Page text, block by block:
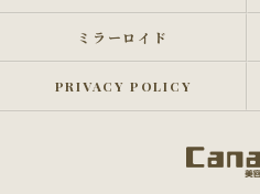
ミラーロイド
PRIVACY POLICY